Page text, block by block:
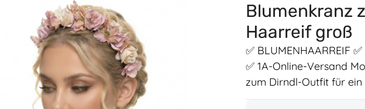
Blumenkranz
Haarreif groß
✅ BLUMENHAARREIF
✅ 1A-Online-Versand
zum Dirndl-Outfit für